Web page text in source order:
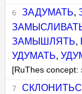
ЗАДУМАТЬ,
ЗАМЫШЛЯТЬ,
УДУМАТЬ,
[RuThes concept: